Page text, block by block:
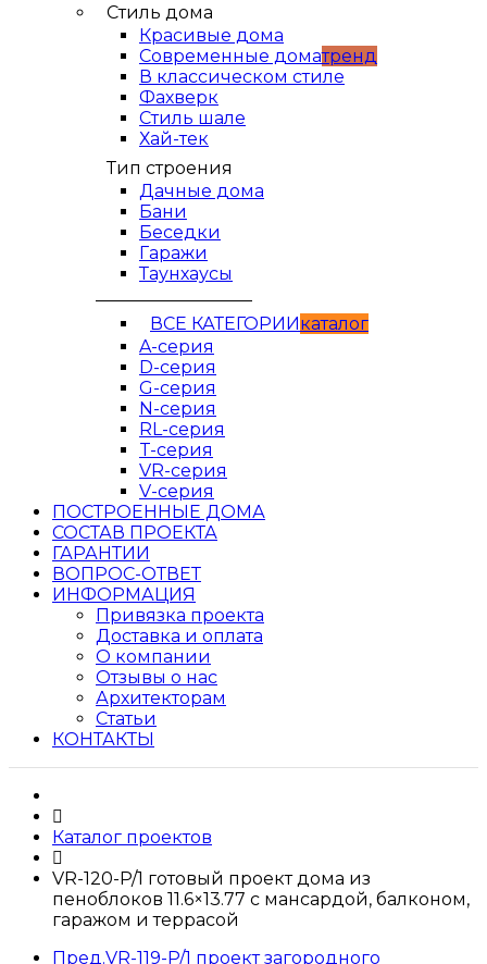
Стиль дома
Красивые дома
Современные доматренд
В классическом стиле
Фахверк
Стиль шале
Хай-тек
Тип строения
Дачные дома
Бани
Беседки
Гаражи
Таунхаусы
ВСЕ КАТЕГОРИИкaтaлог
A-серия
D-серия
G-серия
N-серия
RL-серия
T-серия
VR-серия
V-серия
ПОСТРОЕННЫЕ ДОМА
СОСТАВ ПРОЕКТА
ГАРАНТИИ
ВОПРОС-ОТВЕТ
ИНФОРМАЦИЯ
Привязка проекта
Доставка и оплата
О компании
Отзывы о нас
Архитекторам
Статьи
КОНТАКТЫ
Каталог проектов
VR-120-P/1 готовый проект дома из
пеноблоков 11.6×13.77 с мансардой, балконом,
гаражом и террасой
Пред.VR-119-P/1 проект загородного